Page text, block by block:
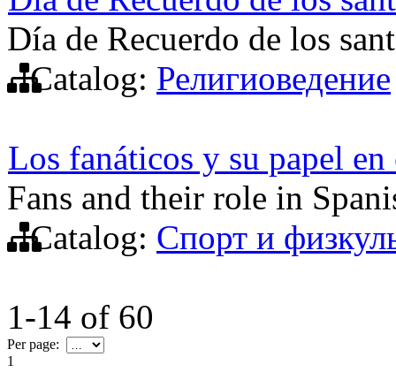
Día de Recuerdo de los
Catalog: Религиоведение
Los fanáticos y su papel
Fans and their role in
Catalog: Спорт и
1-14 of 60
Per page:
1